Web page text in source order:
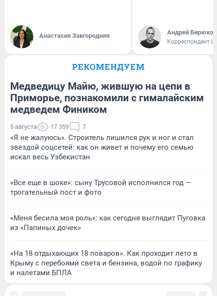
Анастасия Завгородняя Андрей Бирюков
Корреспондент
РЕКОМЕНДУЕМ
Медведицу Майю, жившую на цепи в
Приморье, познакомили с гималайским
медведем Фиником
5 августа 17 359 7
«Я не жалуюсь». Строитель лишился рук и ног и стал
звездой соцсетей: как он живет и почему его семью
искал весь Узбекистан
«Все еще в шоке»: сыну Трусовой исполнился год —
трогательный пост и фото
«Меня бесила моя роль»: как сегодня выглядит Пуговка
из «Папиных дочек»
«На 18 отдыхающих 18 поваров». Как проходит лето в
Крыму с перебоями света и бензина, водой по графику
и налетами БПЛА